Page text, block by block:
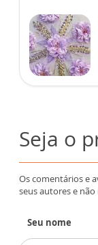
Seja o
Os comentários e
seus autores e
Seu nome